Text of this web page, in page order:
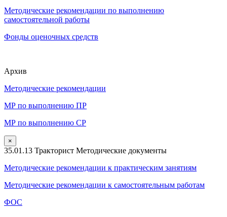
Методические рекомендации по выполнению
самостоятельной работы
Фонды оценочных средств
Архив
Методические рекомендации
МР по выполнению ПР
МР по выполнению СР
×
35.01.13 Тракторист Методические документы
Методические рекомендации к практическим занятиям
Методические рекомендации к самостоятельным работам
ФОС